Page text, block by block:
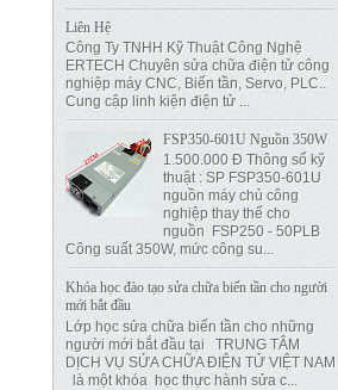
Liên Hệ
Công Ty TNHH Kỹ Thuật Công Nghệ
ERTECH Chuyên sửa chữa điện tử công
nghiệp máy CNC, Biến tần, Servo, PLC..
Cung cập linh kiện điện tử ...
FSP350-601U Nguồn 350W
1.500.000 Đ Thông số kỹ
thuật : SP FSP350-601U
nguồn máy chủ công
nghiệp thay thế cho
nguồn FSP250 - 50PLB
Công suất 350W, mức công su...
Khóa học đào tạo sửa chữa biến tần cho người
mới bắt đầu
Lớp học sửa chữa biến tần cho những
người mới bắt đầu tại TRUNG TÂM
DỊCH VỤ SỬA CHỮA ĐIỆN TỬ VIỆT NAM
là một khóa học thực hành sửa c...